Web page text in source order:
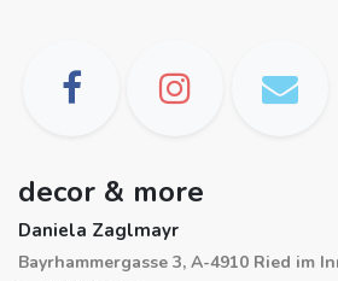
decor & more
Daniela Zaglmayr
Bayrhammergasse 3, A-4910 Ried im